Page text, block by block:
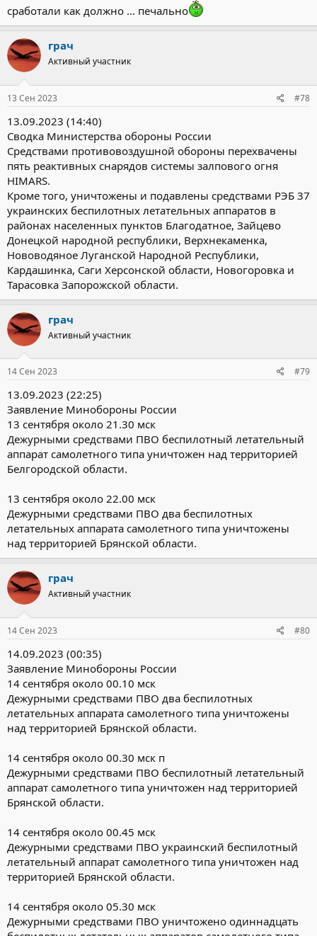
сработали как должно … печально
грач
Активный участник
13 Сен 2023 #78
13.09.2023 (14:40)
Сводка Министерства обороны России
Средствами противовоздушной обороны перехвачены
пять реактивных снарядов системы залпового огня
HIMARS.
Кроме того, уничтожены и подавлены средствами РЭБ 37
украинских беспилотных летательных аппаратов в
районах населенных пунктов Благодатное, Зайцево
Донецкой народной республики, Верхнекаменка,
Нововодяное Луганской Народной Республики,
Кардашинка, Саги Херсонской области, Новогоровка и
Тарасовка Запорожской области.
грач
Активный участник
14 Сен 2023 #79
13.09.2023 (22:25)
Заявление Минобороны России
13 сентября около 21.30 мск
Дежурными средствами ПВО беспилотный летательный
аппарат самолетного типа уничтожен над территорией
Белгородской области.
13 сентября около 22.00 мск
Дежурными средствами ПВО два беспилотных
летательных аппарата самолетного типа уничтожены
над территорией Брянской области.
грач
Активный участник
14 Сен 2023 #80
14.09.2023 (00:35)
Заявление Минобороны России
14 сентября около 00.10 мск
Дежурными средствами ПВО два беспилотных
летательных аппарата самолетного типа уничтожены
над территорией Брянской области.
14 сентября около 00.30 мск п
Дежурными средствами ПВО беспилотный летательный
аппарат самолетного типа уничтожен над территорией
Брянской области.
14 сентября около 00.45 мск
Дежурными средствами ПВО украинский беспилотный
летательный аппарат самолетного типа уничтожен над
территорией Брянской области.
14 сентября около 05.30 мск
Дежурными средствами ПВО уничтожено одиннадцать